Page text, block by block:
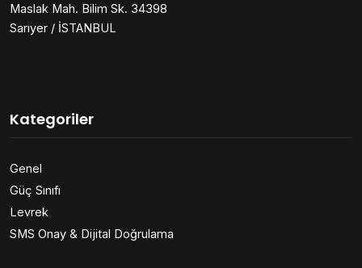
Maslak Mah. Bilim Sk. 34398
Sarıyer / İSTANBUL
Kategoriler
Genel
Güç Sınıfı
Levrek
SMS Onay & Dijital Doğrulama